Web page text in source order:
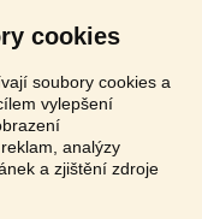
cookies
soubory cookies a
vylepšení
analýzy
a zjištění zdroje